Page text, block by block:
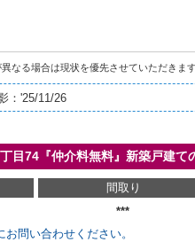
なる場合は現状を優先させていただきます
：'25/11/26
目74『仲介料無料』新築戸建て
間取り
***
問い合わせください。